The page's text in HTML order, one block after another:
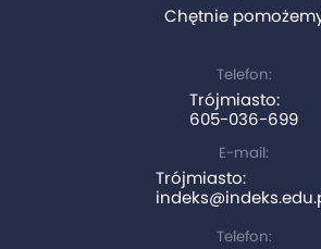
Chętnie
Telefon:
Trójmiasto:
605-036-699
E-mail:
Trójmiasto:
Telefon: